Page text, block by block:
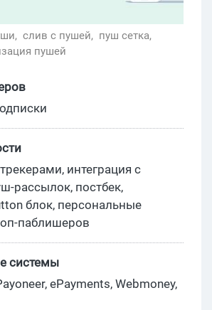
слив с пушей, пуш сетка,
пушей
интеграция с
рассылок, постбек,
блок, персональные
паблишеров
системы
ePayments, Webmoney,